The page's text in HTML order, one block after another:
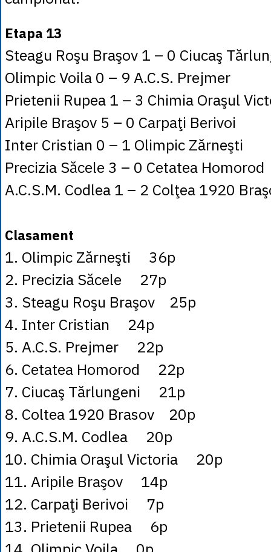
Etapa 13
Steagu Roşu Braşov 1 – 0 Ciucaş
Olimpic Voila 0 – 9 A.C.S. Prejmer
Prietenii Rupea 1 – 3 Chimia Oraşul
Aripile Braşov 5 – 0 Carpaţi Berivoi
Inter Cristian 0 – 1 Olimpic Zărneşti
Precizia Săcele 3 – 0 Cetatea Homorod
A.C.S.M. Codlea 1 – 2 Colţea 1920
Clasament
1. Olimpic Zărneşti 36p
2. Precizia Săcele 27p
3. Steagu Roşu Braşov 25p
4. Inter Cristian 24p
5. A.C.S. Prejmer 22p
6. Cetatea Homorod 22p
7. Ciucaş Tărlungeni 21p
8. Coltea 1920 Brasov 20p
9. A.C.S.M. Codlea 20p
10. Chimia Oraşul Victoria 20p
11. Aripile Braşov 14p
12. Carpaţi Berivoi 7p
13. Prietenii Rupea 6p